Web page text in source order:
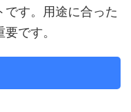
です。用途に合った
です。